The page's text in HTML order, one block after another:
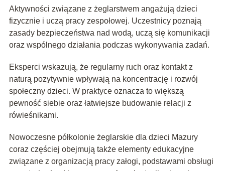
Aktywności związane z żeglarstwem angażują dzieci
fizycznie i uczą pracy zespołowej. Uczestnicy poznają
zasady bezpieczeństwa nad wodą, uczą się komunikacji
oraz wspólnego działania podczas wykonywania zadań.
Eksperci wskazują, że regularny ruch oraz kontakt z
naturą pozytywnie wpływają na koncentrację i rozwój
społeczny dzieci. W praktyce oznacza to większą
pewność siebie oraz łatwiejsze budowanie relacji z
rówieśnikami.
Nowoczesne półkolonie żeglarskie dla dzieci Mazury
coraz częściej obejmują także elementy edukacyjne
związane z organizacją pracy załogi, podstawami obsługi